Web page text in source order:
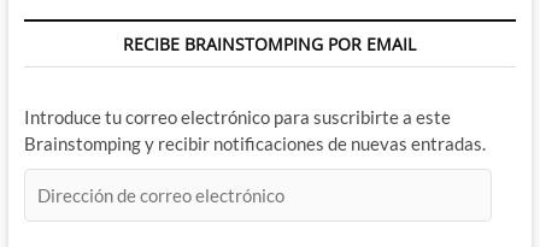
RECIBE BRAINSTOMPING POR EMAIL
Introduce tu correo electrónico para suscribirte a este
Brainstomping y recibir notificaciones de nuevas entradas.
de